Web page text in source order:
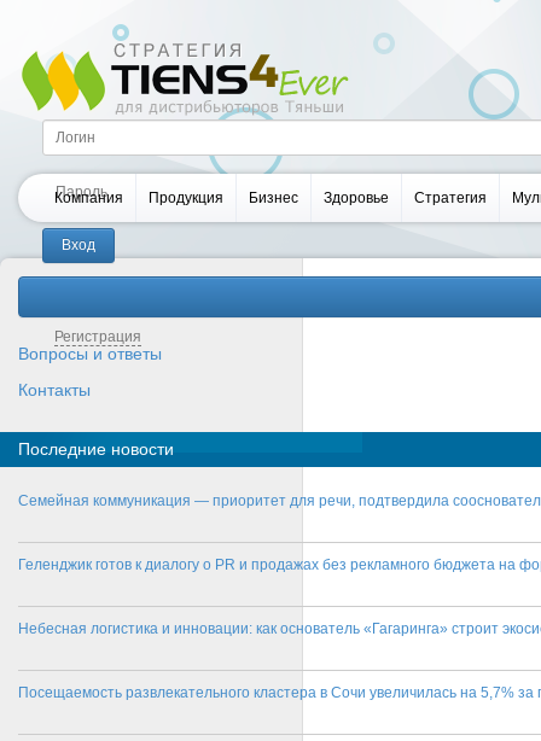
Регистрация
Компания Продукция Бизнес Здоровье Стратегия
Вопросы и ответы
Контакты
Последние новости
Семейная коммуникация — приоритет для речи, подтвердила
Геленджик готов к диалогу о PR и продажах без рекламного бюджета на
Небесная логистика и инновации: как основатель «Гагаринга» строит
Посещаемость развлекательного кластера в Сочи увеличилась на 5,7% за